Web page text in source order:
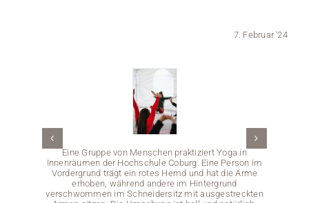
Veranstaltungen
7. Februar '24
Eine Gruppe von Menschen praktiziert Yoga in
Innenräumen der Hochschule Coburg. Eine Person im
Vordergrund trägt ein rotes Hemd und hat die Arme
erhoben, während andere im Hintergrund
verschwommen im Schneidersitz mit ausgestreckten